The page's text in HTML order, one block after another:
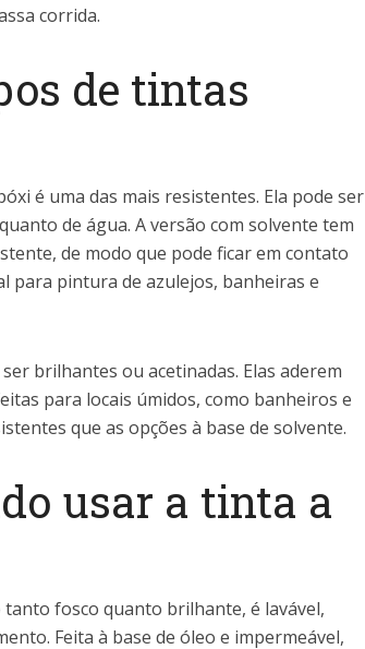
corrida.
de tintas
é uma das mais resistentes. Ela pode ser
de água. A versão com solvente tem
de modo que pode ficar em contato
para pintura de azulejos, banheiras e
brilhantes ou acetinadas. Elas aderem
para locais úmidos, como banheiros e
que as opções à base de solvente.
usar a tinta a
fosco quanto brilhante, é lavável,
Feita à base de óleo e impermeável,